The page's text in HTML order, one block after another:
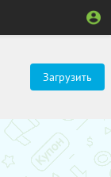
Загрузить